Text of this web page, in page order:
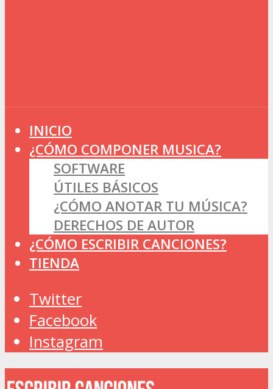
INICIO
¿CÓMO COMPONER MUSICA?
SOFTWARE
ÚTILES BÁSICOS
¿CÓMO ANOTAR TU MÚSICA?
DERECHOS DE AUTOR
¿CÓMO ESCRIBIR CANCIONES?
TIENDA
Twitter
Facebook
Instagram